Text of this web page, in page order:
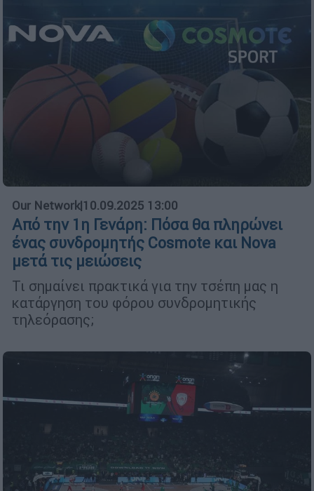
Our Network|10.09.2025 13:00
Από την 1η Γενάρη: Πόσα θα πληρώνει
ένας συνδρομητής Cosmote και Nova
μετά τις μειώσεις
Τι σημαίνει πρακτικά για την τσέπη μας η
κατάργηση του φόρου συνδρομητικής
τηλεόρασης;